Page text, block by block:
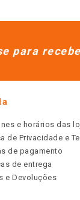
para
e horários das
de Privacidade e
de pagamento
de entrega
e Devoluções